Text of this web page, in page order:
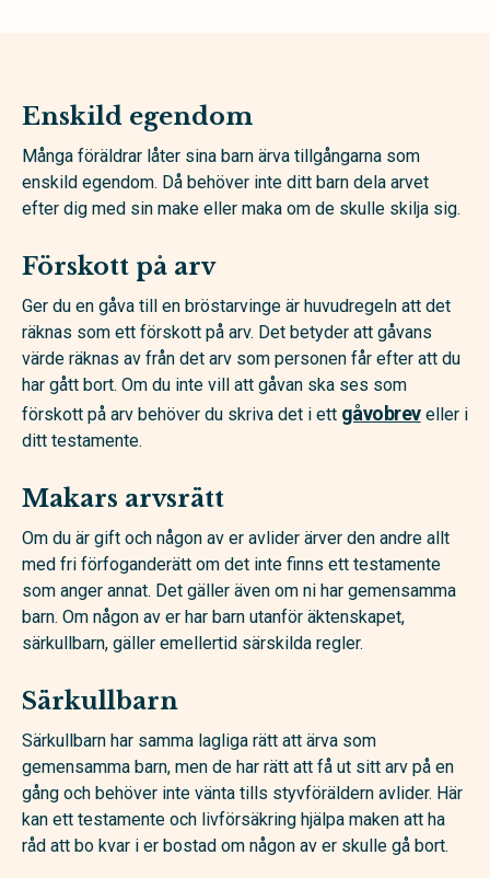
Enskild egendom
Många föräldrar låter sina barn ärva tillgångarna som
enskild egendom. Då behöver inte ditt barn dela arvet
efter dig med sin make eller maka om de skulle skilja sig.
Förskott på arv
Ger du en gåva till en bröstarvinge är huvudregeln att det
räknas som ett förskott på arv. Det betyder att gåvans
värde räknas av från det arv som personen får efter att du
har gått bort. Om du inte vill att gåvan ska ses som
förskott på arv behöver du skriva det i ett gåvobreveller i
ditt testamente.
Makars arvsrätt
Om du är gift och någon av er avlider ärver den andre allt
med fri förfoganderätt om det inte finns ett testamente
som anger annat. Det gäller även om ni har gemensamma
barn. Om någon av er har barn utanför äktenskapet,
särkullbarn, gäller emellertid särskilda regler.
Särkullbarn
Särkullbarn har samma lagliga rätt att ärva som
gemensamma barn, men de har rätt att få ut sitt arv på en
gång och behöver inte vänta tills styvföräldern avlider. Här
kan ett testamente och livförsäkring hjälpa maken att ha
råd att bo kvar i er bostad om någon av er skulle gå bort.